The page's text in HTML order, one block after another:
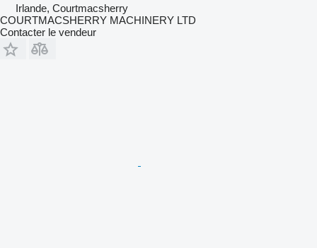
Irlande, Courtmacsherry
COURTMACSHERRY MACHINERY LTD
Contacter le vendeur